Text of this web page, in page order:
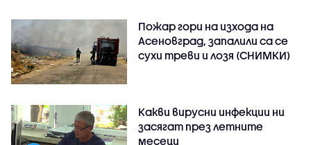
Пожар гори на изхода на
Асеновград, запалили са се
сухи треви и лозя (СНИМКИ)
Какви вирусни инфекции ни
засягат през летните
месеци